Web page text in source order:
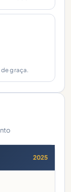
graça.
2025